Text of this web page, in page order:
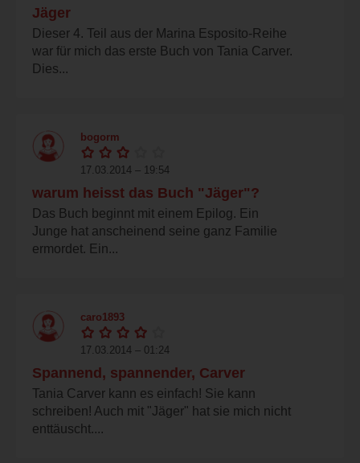
Jäger
Dieser 4. Teil aus der Marina Esposito-Reihe
war für mich das erste Buch von Tania Carver.
Dies...
bogorm
17.03.2014 – 19:54
warum heisst das Buch "Jäger"?
Das Buch beginnt mit einem Epilog. Ein
Junge hat anscheinend seine ganz Familie
ermordet. Ein...
caro1893
17.03.2014 – 01:24
Spannend, spannender, Carver
Tania Carver kann es einfach! Sie kann
schreiben! Auch mit "Jäger" hat sie mich nicht
enttäuscht....